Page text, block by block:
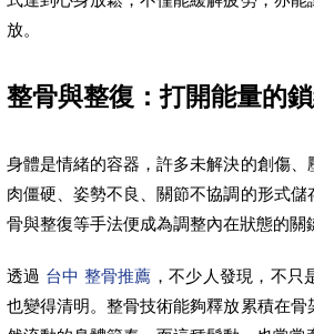
放。
整骨與整復：打開能量的
身體是情緒的容器，許多未解決的創傷
肉僵硬、姿勢不良、關節不協調的形式
骨與整復等手法便成為調整內在狀態的關
透過 台中 整骨推薦 ，不少人發現，不只
也變得清明。整骨技術能夠釋放累積在骨